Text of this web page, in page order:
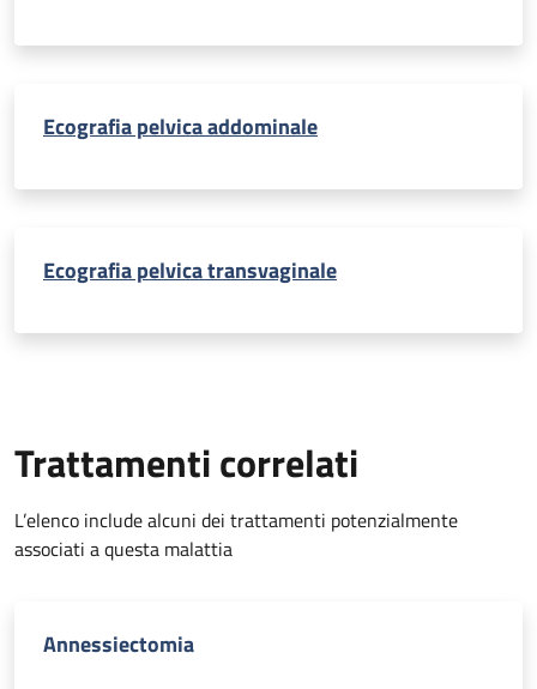
Ecografia pelvica addominale
Ecografia pelvica transvaginale
Trattamenti correlati
L’elenco include alcuni dei trattamenti potenzialmente
associati a questa malattia
Annessiectomia